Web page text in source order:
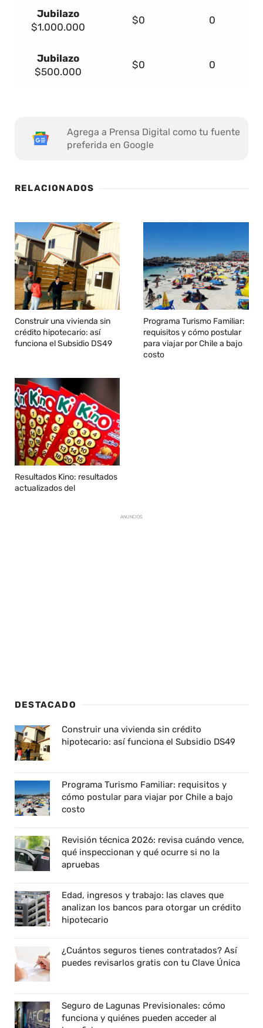
Jubilazo
$1.000.000
$0 0
Jubilazo
$500.000
$0 0
Agrega a Prensa Digital como tu fuente
preferida en Google
RELACIONADOS
Construir una vivienda sin
crédito hipotecario: así
funciona el Subsidio DS49
Programa Turismo Familiar:
requisitos y cómo postular
para viajar por Chile a bajo
costo
Resultados Kino: resultados
actualizados del
ANUNCIOS
DESTACADO
Construir una vivienda sin crédito
hipotecario: así funciona el Subsidio DS49
Programa Turismo Familiar: requisitos y
cómo postular para viajar por Chile a bajo
costo
Revisión técnica 2026: revisa cuándo vence,
qué inspeccionan y qué ocurre si no la
apruebas
Edad, ingresos y trabajo: las claves que
analizan los bancos para otorgar un crédito
hipotecario
¿Cuántos seguros tienes contratados? Así
puedes revisarlos gratis con tu Clave Única
Seguro de Lagunas Previsionales: cómo
funciona y quiénes pueden acceder al